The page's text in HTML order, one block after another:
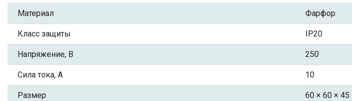
Материал Фарфор
Класс защиты IP20
Напряжение, В 250
Сила тока, А 10
Размер 60 × 60 × 45